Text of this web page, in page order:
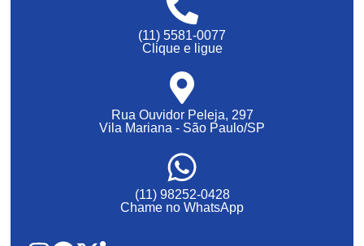
(11) 5581-0077
Clique e ligue
Rua Ouvidor Peleja, 297
Vila Mariana - São Paulo/SP
(11) 98252-0428
Chame no WhatsApp